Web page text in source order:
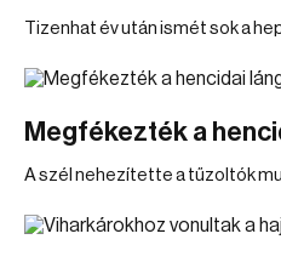
Tizenhat év után ismét sok a
Megfékezték a
A szél nehezítette a tűzoltók